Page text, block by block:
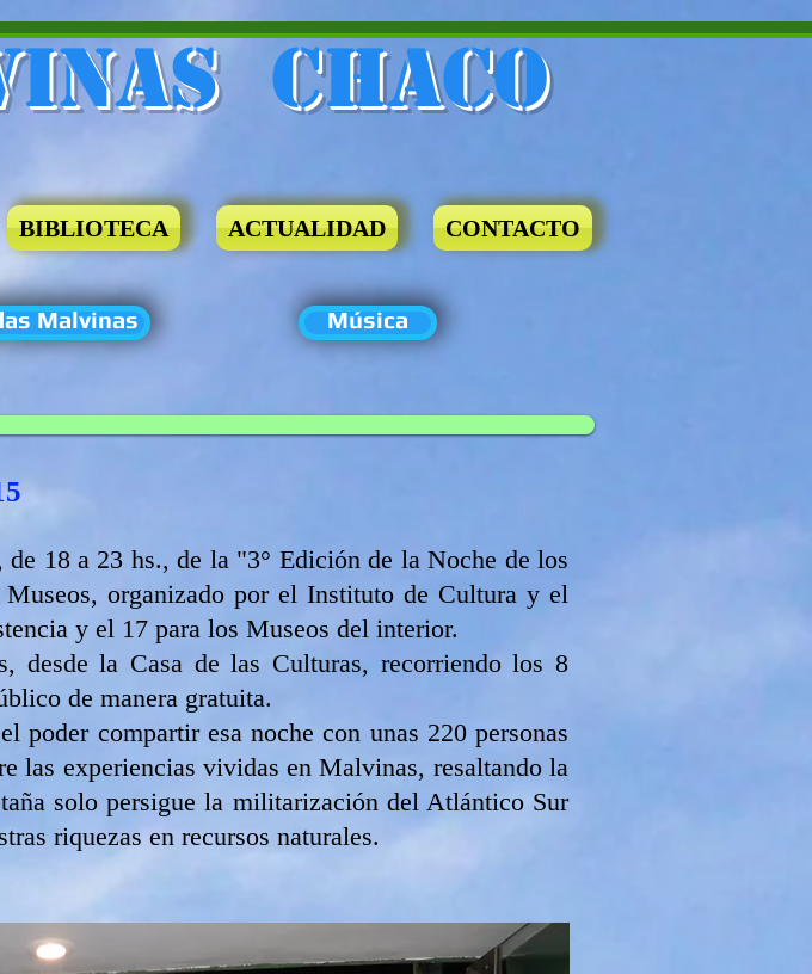
Chaco
BIBLIOTECA ACTUALIDAD CONTACTO
Malvinas Música
18 a 23 hs., de la "3° Edición de la Noche de los
organizado por el Instituto de Cultura y el
y el 17 para los Museos del interior.
desde la Casa de las Culturas, recorriendo los 8
de manera gratuita.
compartir esa noche con unas 220 personas
las experiencias vividas en Malvinas, resaltando la
solo persigue la militarización del Atlántico Sur
riquezas en recursos naturales.